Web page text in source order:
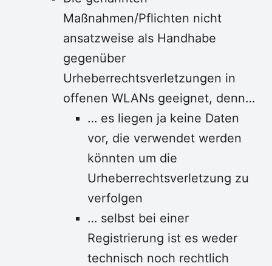
Maßnahmen/Pflichten nicht
ansatzweise als Handhabe
gegenüber
Urheberrechtsverletzungen in
offenen WLANs geeignet, denn…
… es liegen ja keine Daten
vor, die verwendet werden
könnten um die
Urheberrechtsverletzung zu
verfolgen
… selbst bei einer
Registrierung ist es weder
technisch noch rechtlich